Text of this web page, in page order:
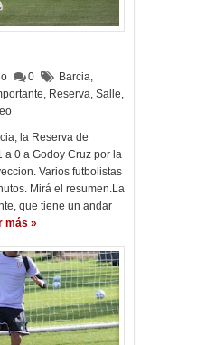
0 Barcia,
, Reserva, Salle,
la Reserva de
a 0 a Godoy Cruz por la
Varios futbolistas
Mirá el resumen.La
que tiene un andar
más »